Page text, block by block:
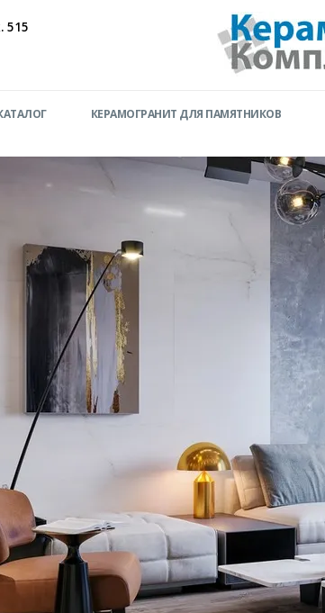
515
КЕРАМОГРАНИТ ДЛЯ ПАМЯТНИКОВ